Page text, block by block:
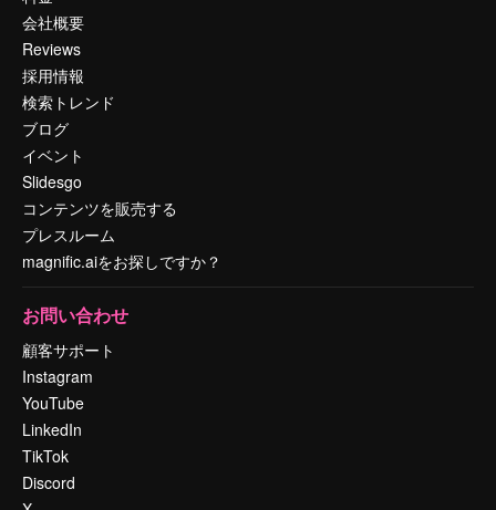
会社概要
Reviews
採用情報
検索トレンド
ブログ
イベント
Slidesgo
コンテンツを販売する
プレスルーム
magnific.aiをお探しですか？
お問い合わせ
顧客サポート
Instagram
YouTube
LinkedIn
TikTok
Discord